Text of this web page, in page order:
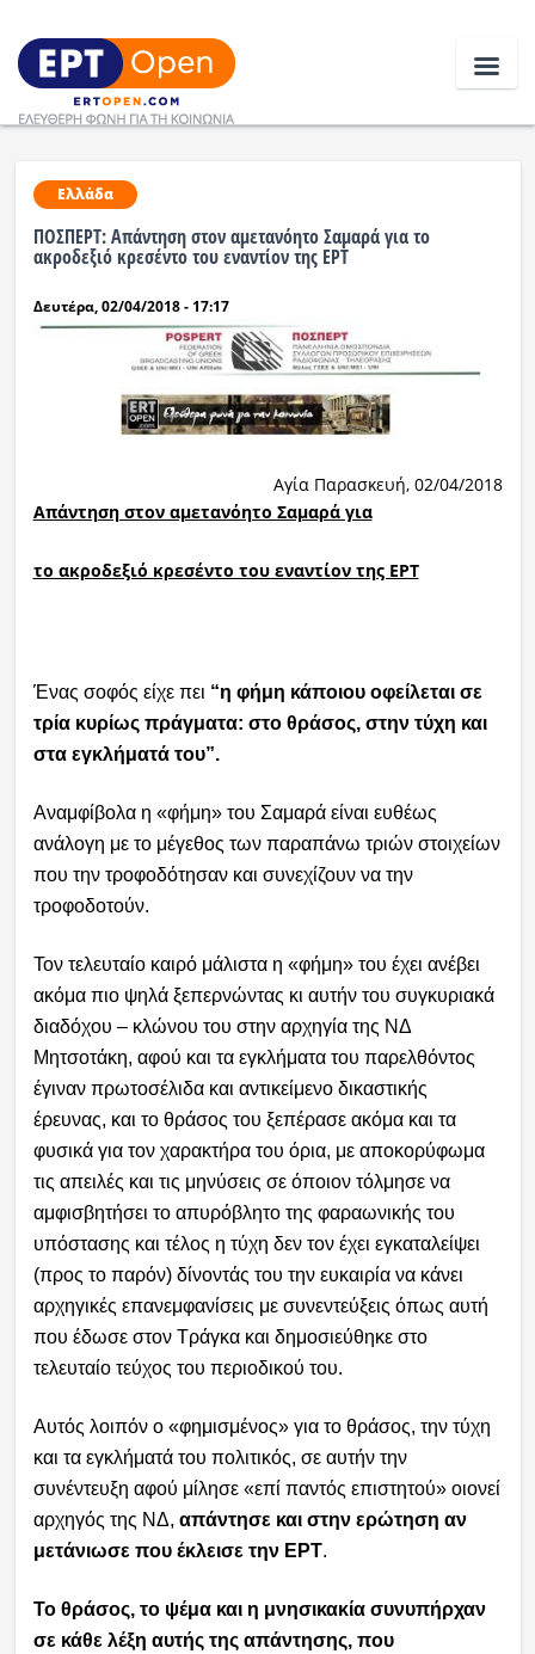
Ειδήσεις
Ελλάδα
Κοινωνία
Πολιτική
Οικονομία
Κόσμος
Ραδιόφωνο
Πολιτισμός
Ελλάδα
ΠΟΣΠΕΡΤ: Απάντηση στον αμετανόητο Σαμαρά για το
ακροδεξιό κρεσέντο του εναντίον της ΕΡΤ
Δευτέρα, 02/04/2018 - 17:17
Αγία Παρασκευή, 02/04/2018
Απάντηση στον αμετανόητο Σαμαρά για
το ακροδεξιό κρεσέντο του εναντίον της ΕΡΤ
Ένας σοφός είχε πει “η φήμη κάποιου οφείλεται σε
τρία κυρίως πράγματα: στο θράσος, στην τύχη και
στα εγκλήματά του”.
Αναμφίβολα η «φήμη» του Σαμαρά είναι ευθέως
ανάλογη με το μέγεθος των παραπάνω τριών στοιχείων
που την τροφοδότησαν και συνεχίζουν να την
τροφοδοτούν.
Τον τελευταίο καιρό μάλιστα η «φήμη» του έχει ανέβει
ακόμα πιο ψηλά ξεπερνώντας κι αυτήν του συγκυριακά
διαδόχου – κλώνου του στην αρχηγία της ΝΔ
Μητσοτάκη, αφού και τα εγκλήματα του παρελθόντος
έγιναν πρωτοσέλιδα και αντικείμενο δικαστικής
έρευνας, και το θράσος του ξεπέρασε ακόμα και τα
φυσικά για τον χαρακτήρα του όρια, με αποκορύφωμα
τις απειλές και τις μηνύσεις σε όποιον τόλμησε να
αμφισβητήσει το απυρόβλητο της φαραωνικής του
υπόστασης και τέλος η τύχη δεν τον έχει εγκαταλείψει
(προς το παρόν) δίνοντάς του την ευκαιρία να κάνει
αρχηγικές επανεμφανίσεις με συνεντεύξεις όπως αυτή
που έδωσε στον Τράγκα και δημοσιεύθηκε στο
τελευταίο τεύχος του περιοδικού του.
Αυτός λοιπόν ο «φημισμένος» για το θράσος, την τύχη
και τα εγκλήματά του πολιτικός, σε αυτήν την
συνέντευξη αφού μίλησε «επί παντός επιστητού» οιονεί
αρχηγός της ΝΔ, απάντησε και στην ερώτηση αν
μετάνιωσε που έκλεισε την ΕΡΤ.
Το θράσος, το ψέμα και η μνησικακία συνυπήρχαν
σε κάθε λέξη αυτής της απάντησης, που